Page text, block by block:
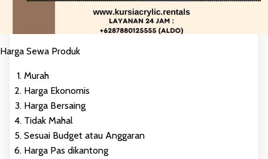
Harga Sewa Produk
Murah
Harga Ekonomis
Harga Bersaing
Tidak Mahal
Sesuai Budget atau Anggaran
Harga Pas dikantong